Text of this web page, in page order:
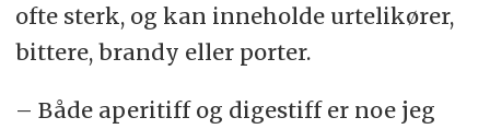
ofte sterk, og kan inneholde urtelikører,
bittere, brandy eller porter.
– Både aperitiff og digestiff er noe jeg